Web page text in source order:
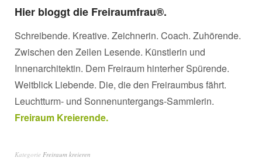
Hier bloggt die Freiraumfrau®.
Schreibende. Kreative. Zeichnerin. Coach. Zuhörende.
Zwischen den Zeilen Lesende. Künstlerin und
Innenarchitektin. Dem Freiraum hinterher Spürende.
Weitblick Liebende. Die, die den Freiraumbus fährt.
Leuchtturm- und Sonnenuntergangs-Sammlerin.
Freiraum Kreierende.
Kategorie Freiraum kreieren